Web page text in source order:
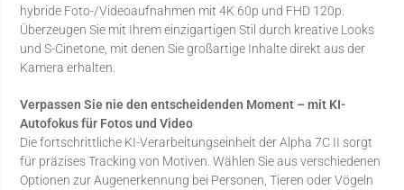
hybride Foto-/Videoaufnahmen mit 4K 60p und FHD 120p.
Überzeugen Sie mit Ihrem einzigartigen Stil durch kreative Looks
und S-Cinetone, mit denen Sie großartige Inhalte direkt aus der
Kamera erhalten.
Verpassen Sie nie den entscheidenden Moment – mit KI-
Autofokus für Fotos und Video
Die fortschrittliche KI-Verarbeitungseinheit der Alpha 7C II sorgt
für präzises Tracking von Motiven. Wählen Sie aus verschiedenen
Optionen zur Augenerkennung bei Personen, Tieren oder Vögeln